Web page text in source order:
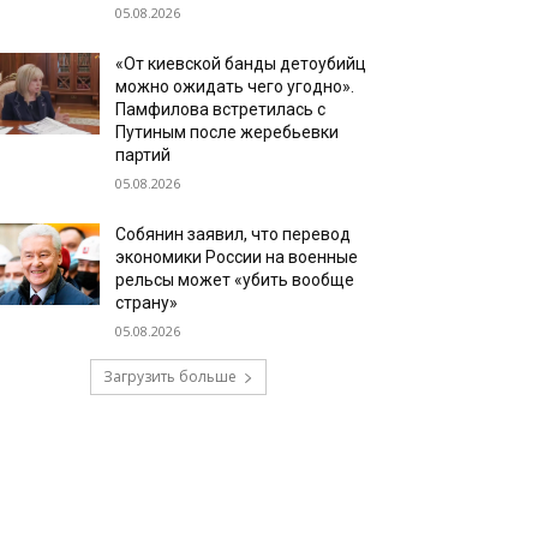
05.08.2026
«От киевской банды детоубийц
можно ожидать чего угодно».
Памфилова встретилась с
Путиным после жеребьевки
партий
05.08.2026
Собянин заявил, что перевод
экономики России на военные
рельсы может «убить вообще
страну»
05.08.2026
Загрузить больше